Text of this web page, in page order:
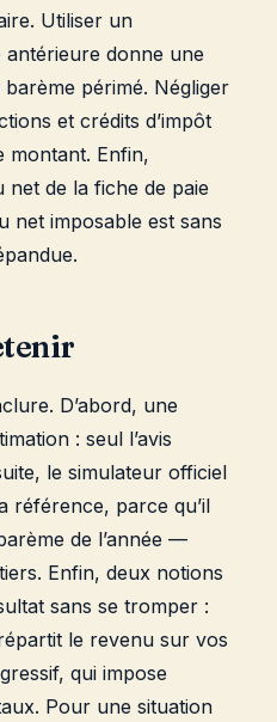
Utiliser un
antérieure donne une
périmé. Négliger
et crédits d’impôt
montant. Enfin,
de la fiche de paie
net imposable est sans
D’abord, une
: seul l’avis
le simulateur officiel
référence, parce qu’il
de l’année —
Enfin, deux notions
sans se tromper :
le revenu sur vos
qui impose
Pour une situation